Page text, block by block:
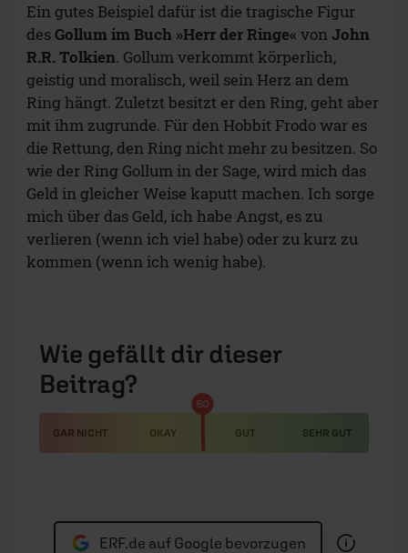
Ein gutes Beispiel dafür ist die tragische Figur
desGollum im Buch »Herr der Ringe« vonJohn
R.R. Tolkien. Gollum verkommt körperlich,
geistig und moralisch, weil sein Herz an dem
Ring hängt. Zuletzt besitzt er den Ring, geht aber
mit ihm zugrunde. Für den Hobbit Frodo war es
die Rettung, den Ring nicht mehr zu besitzen. So
wie der Ring Gollum in der Sage, wird mich das
Geld in gleicher Weise kaputt machen. Ich sorge
mich über das Geld, ich habe Angst, es zu
verlieren (wenn ich viel habe) oder zu kurz zu
kommen (wenn ich wenig habe).
Wie gefällt dir dieser
Beitrag?
GAR NICHT OKAY GUT SEHR GUT
50
ERF.de auf Google bevorzugen